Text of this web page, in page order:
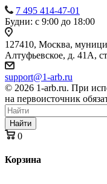
7 495 414-47-01
Будни: с 9:00 до 18:00
127410, Москва,
Алтуфьевское, д. 41А,
support@1-arb.ru
© 2026 1-arb.ru. При
на первоисточник
Найти
0
Корзина